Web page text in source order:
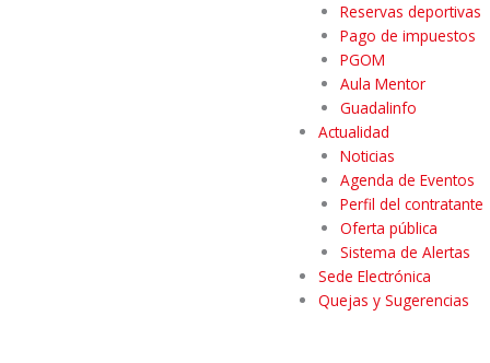
Reservas deportivas
Pago de impuestos
PGOM
Aula Mentor
Guadalinfo
Actualidad
Noticias
Agenda de Eventos
Perfil del contratante
Oferta pública
Sistema de Alertas
Sede Electrónica
Quejas y Sugerencias